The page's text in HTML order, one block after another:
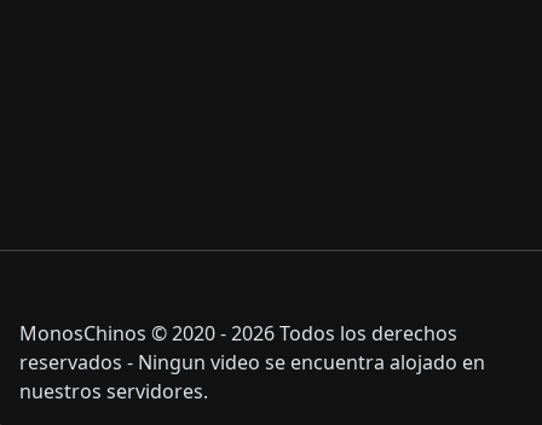
MonosChinos © 2020 - 2026 Todos los derechos
reservados - Ningun video se encuentra alojado en
nuestros servidores.